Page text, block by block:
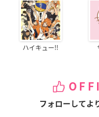
ハイキュー!!
フォローしてよ